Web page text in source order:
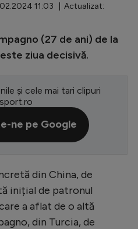
11:03 | Actualizat:
(27 de ani) de la
ziua decisivă.
și cele mai tari clipuri
ne pe Google
din China, de
inițial de patronul
a aflat de o altă
din Turcia, de